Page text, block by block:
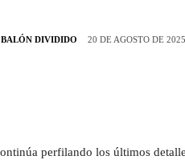
BALÓN DIVIDIDO 20 DE AGOSTO DE 2025
perfilando los últimos